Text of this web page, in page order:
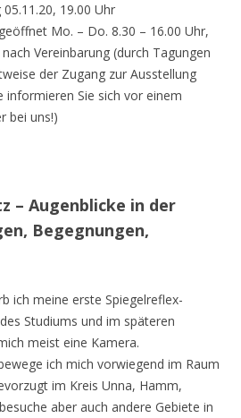
19.00 Uhr
Mo. – Do. 8.30 – 16.00 Uhr,
Vereinbarung (durch Tagungen
der Zugang zur Ausstellung
Sie sich vor einem
bei uns!)
– Augenblicke in der
Begegnungen,
ich meine erste Spiegelreflex-
Studiums und im späteren
meist eine Kamera.
ich mich vorwiegend im Raum
im Kreis Unna, Hamm,
aber auch andere Gebiete in